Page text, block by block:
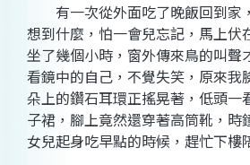
有一次從外面吃了晚飯回到家
想到什麼，怕一會兒忘記，馬上伏
坐了幾個小時，窗外傳來鳥的叫聲
看鏡中的自己，不覺失笑，原來我
朵上的鑽石耳環正搖晃著，低頭一
子裙，腳上竟然還穿著高筒靴，時
女兒起身吃早點的時候，趕忙下樓